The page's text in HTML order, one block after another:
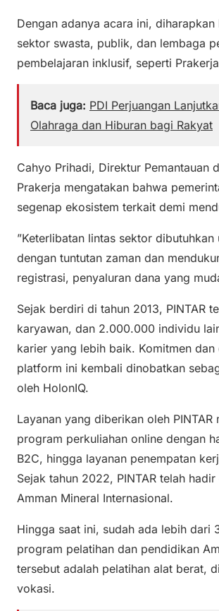
Dengan adanya acara ini,
sektor swasta, publik, dan lembaga
pembelajaran inklusif, seperti
Baca juga: PDI Perjuangan
Olahraga dan Hiburan bagi Rakyat
Cahyo Prihadi, Direktur Pemantauan
Prakerja mengatakan bahwa
segenap ekosistem terkait demi
”Keterlibatan lintas sektor
dengan tuntutan zaman dan
registrasi, penyaluran dana yang
Sejak berdiri di tahun 2013, PINTAR
karyawan, dan 2.000.000 individu
karier yang lebih baik. Komitmen
platform ini kembali dinobatkan
oleh HolonIQ.
Layanan yang diberikan oleh
program perkuliahan online dengan
B2C, hingga layanan penempatan
Sejak tahun 2022, PINTAR telah
Amman Mineral Internasional.
Hingga saat ini, sudah ada lebih dari
program pelatihan dan pendidikan
tersebut adalah pelatihan alat berat,
vokasi.